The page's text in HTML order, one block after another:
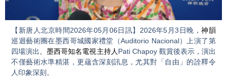
Video
【新唐人北京時間2026年05月06日訊】2026年5月3日晚，神韻
巡迴藝術團在墨西哥城國家禮堂（Auditorio Nacional）上演了第
四場演出。墨西哥知名電視主持人 Pati Chapoy 觀賞後表示，演出
不僅藝術水準精湛，更蘊含深刻訊息，尤其對「自由」的詮釋令
人印象深刻。